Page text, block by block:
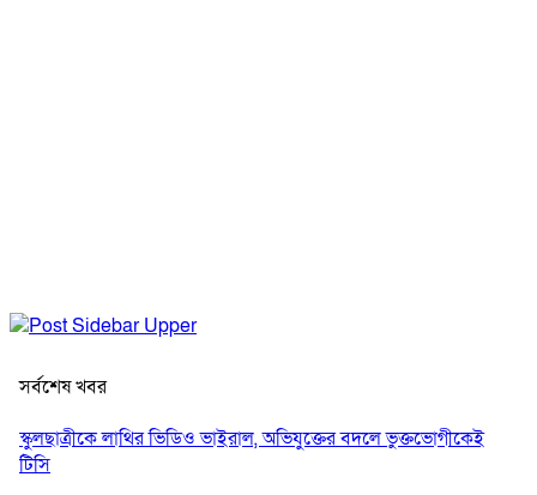
সর্বশেষ খবর
স্কুলছাত্রীকে লাথির ভিডিও ভাইরাল, অভিযুক্তের বদলে ভুক্তভোগীকেই
টিসি